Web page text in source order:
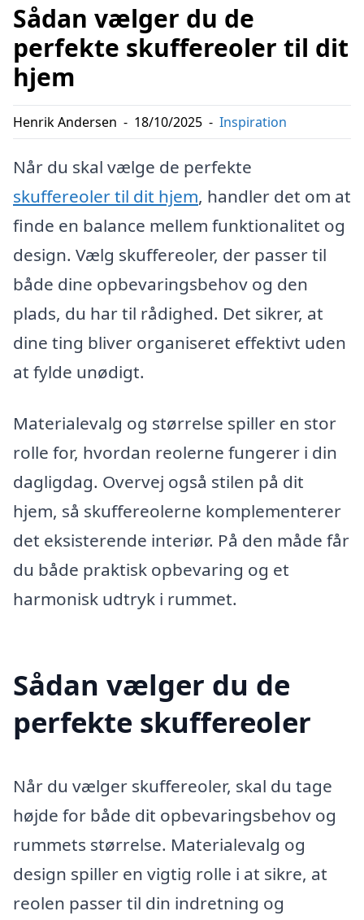
Sådan vælger du de
perfekte skuffereoler til dit
hjem
Henrik Andersen - 18/10/2025 - Inspiration
Når du skal vælge de perfekte
skuffereoler til dit hjem, handler det om at
finde en balance mellem funktionalitet og
design. Vælg skuffereoler, der passer til
både dine opbevaringsbehov og den
plads, du har til rådighed. Det sikrer, at
dine ting bliver organiseret effektivt uden
at fylde unødigt.
Materialevalg og størrelse spiller en stor
rolle for, hvordan reolerne fungerer i din
dagligdag. Overvej også stilen på dit
hjem, så skuffereolerne komplementerer
det eksisterende interiør. På den måde får
du både praktisk opbevaring og et
harmonisk udtryk i rummet.
Sådan vælger du de
perfekte skuffereoler
Når du vælger skuffereoler, skal du tage
højde for både dit opbevaringsbehov og
rummets størrelse. Materialevalg og
design spiller en vigtig rolle i at sikre, at
reolen passer til din indretning og